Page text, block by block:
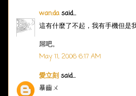
wan:da said...
這有什麼了不起，我有手機但是
屌吧。
May 11, 2006 6:17 AM
愛立刻 said...
暴齒ㄨ